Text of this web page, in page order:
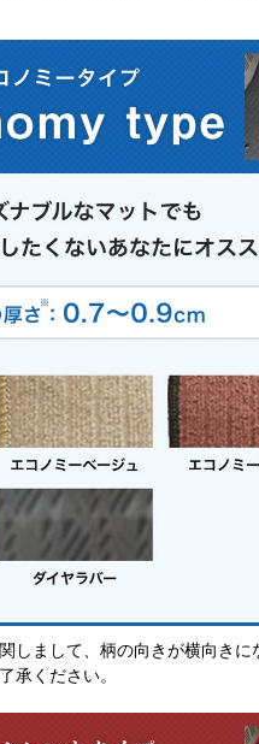
しまして、柄の向きが横向きに
承ください。